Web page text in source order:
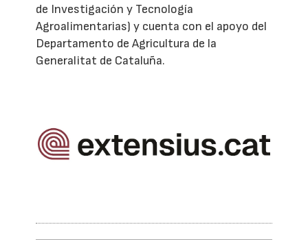
de Investigación y Tecnología
Agroalimentarias) y cuenta con el apoyo del
Departamento de Agricultura de la
Generalitat de Cataluña.